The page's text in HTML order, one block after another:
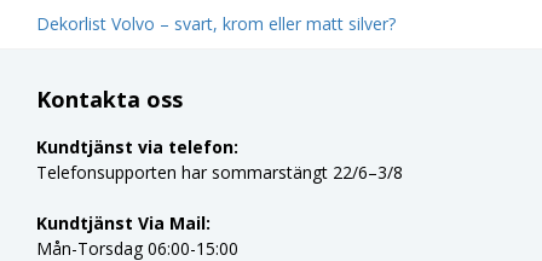
Dekorlist Volvo – svart, krom eller matt silver?
Kontakta oss
Kundtjänst via telefon:
Telefonsupporten har sommarstängt 22/6–3/8
Kundtjänst Via Mail:
Mån-Torsdag 06:00-15:00